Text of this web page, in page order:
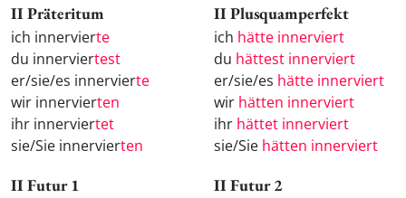
II Präteritum
ich innervierte
du innerviertest
er/sie/es innervierte
wir innervierten
ihr innerviertet
sie/Sie innervierten
II Plusquamperfekt
ich hätte innerviert
du hättest innerviert
er/sie/es hätte innerviert
wir hätten innerviert
ihr hättet innerviert
sie/Sie hätten innerviert
II Futur 1 II Futur 2